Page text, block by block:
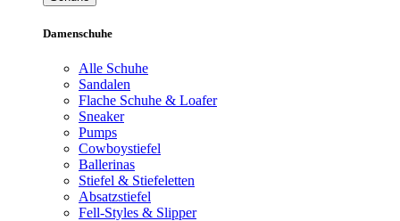
Damenschuhe
Alle Schuhe
Sandalen
Flache Schuhe & Loafer
Sneaker
Pumps
Cowboystiefel
Ballerinas
Stiefel & Stiefeletten
Absatzstiefel
Fell-Styles & Slipper